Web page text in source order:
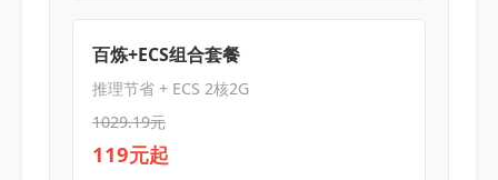
百炼+ECS组合套餐
推理节省 + ECS 2核2G
1029.19元
119元起